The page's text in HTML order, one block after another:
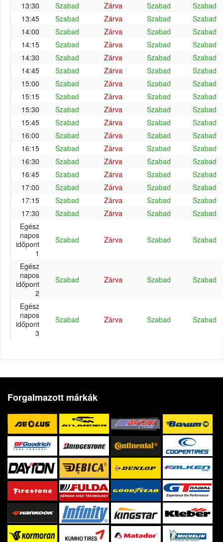
13:30
Szabad Zárva Szabad
Szabad
13:45
Szabad Zárva Szabad
Szabad
14:00
Szabad Zárva Szabad
Szabad
14:15
Szabad Zárva Szabad
Szabad
14:30
Szabad Zárva Szabad
Szabad
14:45
Szabad Zárva Szabad
Szabad
15:00
Szabad Zárva Szabad
Szabad
15:15
Szabad Zárva Szabad
Szabad
15:30
Szabad Zárva Szabad
Szabad
15:45
Szabad Zárva Szabad
Szabad
16:00
Szabad Zárva Szabad
Szabad
16:15
Szabad Zárva Szabad
Szabad
16:30
Szabad Zárva Szabad
Szabad
16:45
Szabad Zárva Szabad
Szabad
17:00
Szabad Zárva Szabad
Szabad
17:15
Szabad Zárva Szabad
Szabad
17:30
Szabad Zárva Szabad
Szabad
Egész
napos
időpont
1
Szabad Zárva Szabad Szabad
Egész
napos
időpont
2
Szabad Zárva Szabad Szabad
Egész
napos
időpont
3
Szabad Zárva Szabad Szabad
Forgalmazott márkák